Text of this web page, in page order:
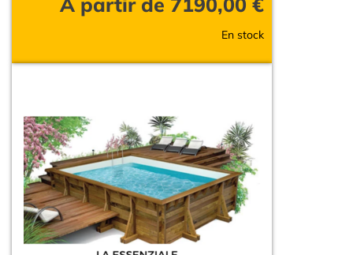
En stock